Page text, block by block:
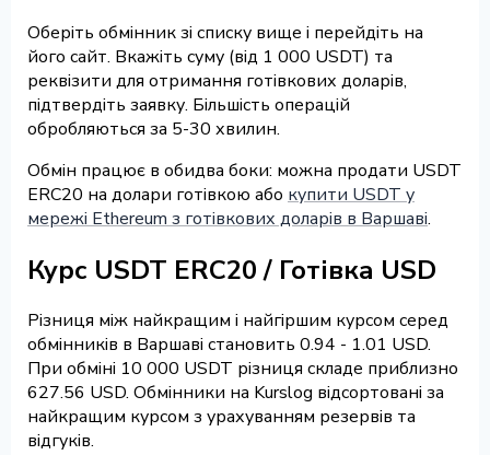
Оберіть обмінник зі списку вище і перейдіть на
його сайт. Вкажіть суму (від 1 000 USDT) та
реквізити для отримання готівкових доларів,
підтвердіть заявку. Більшість операцій
обробляються за 5-30 хвилин.
Обмін працює в обидва боки: можна продати USDT
ERC20 на долари готівкою або купити USDT у
мережі Ethereum з готівкових доларів в Варшаві.
Курс USDT ERC20 / Готівка USD
Різниця між найкращим і найгіршим курсом серед
обмінників в Варшаві становить 0.94 - 1.01 USD.
При обміні 10 000 USDT різниця складе приблизно
627.56 USD. Обмінники на Kurslog відсортовані за
найкращим курсом з урахуванням резервів та
відгуків.